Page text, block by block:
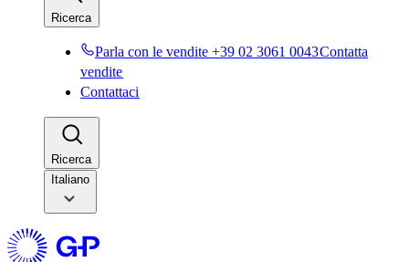
Ricerca​​
Parla con le vendite +39 02 3061 0043​​Contatta
vendite​​
Contattaci​​
Ricerca​​
Italiano